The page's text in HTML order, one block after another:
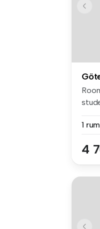
1 rum
4